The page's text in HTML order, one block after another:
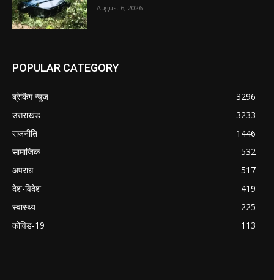
August 6, 2026
POPULAR CATEGORY
ब्रेकिंग न्यूज़
3296
उत्तराखंड
3233
राजनीति
1446
सामाजिक
532
अपराध
517
देश-विदेश
419
स्वास्थ्य
225
कोविड-19
113